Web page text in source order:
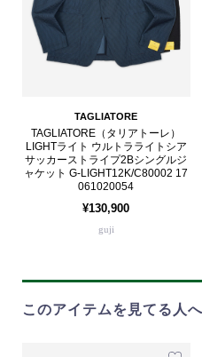
TAGLIATORE
TAGLIATORE（タリアトーレ）
LIGHTライト ウルトラライトシア
サッカーストライプ2Bシングルジ
ャケット G-LIGHT12K/C80002 17
061020054
¥130,900
guji
このアイテムを見てる人